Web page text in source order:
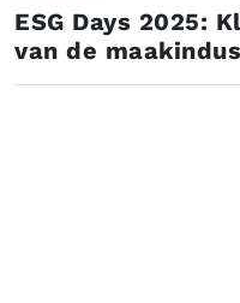
ESG Days 2025:
van de